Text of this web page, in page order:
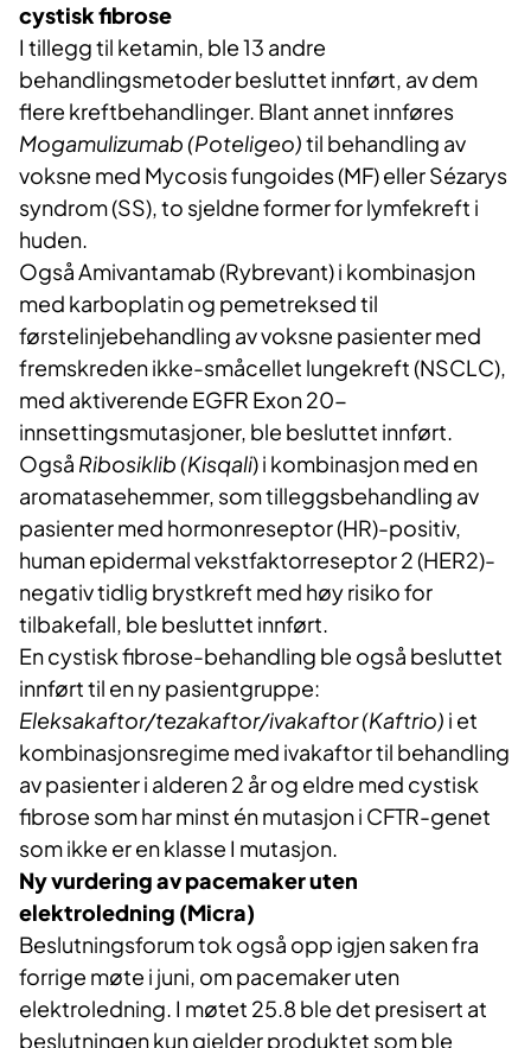
cystisk fibrose
I tillegg til ketamin, ble 13 andre
behandlingsmetoder besluttet innført, av dem
flere kreftbehandlinger. Blant annet innføres
Mogamulizumab (Poteligeo)til behandling av
voksne med Mycosis fungoides (MF) eller Sézarys
syndrom (SS), to sjeldne former for lymfekreft i
huden.
Også Amivantamab (Rybrevant) i kombinasjon
med karboplatin og pemetreksed til
førstelinjebehandling av voksne pasienter med
fremskreden ikke-småcellet lungekreft (NSCLC),
med aktiverende EGFR Exon 20-
innsettingsmutasjoner, ble besluttet innført.
Også Ribosiklib (Kisqali) i kombinasjon med en
aromatasehemmer, som tilleggsbehandling av
pasienter med hormonreseptor (HR)-positiv,
human epidermal vekstfaktorreseptor 2 (HER2)-
negativ tidlig brystkreft med høy risiko for
tilbakefall, ble besluttet innført.
En cystisk fibrose-behandling ble også besluttet
innført til en ny pasientgruppe:
Eleksakaftor/tezakaftor/ivakaftor (Kaftrio) i et
kombinasjonsregime med ivakaftor til behandling
av pasienter i alderen 2 år og eldre med cystisk
fibrose som har minst én mutasjon i CFTR-genet
som ikke er en klasse I mutasjon.
Ny vurdering av pacemaker uten
elektroledning (Micra)
Beslutningsforum tok også opp igjen saken fra
forrige møte i juni, om pacemaker uten
elektroledning. I møtet 25.8 ble det presisert at
beslutningen kun gjelder produktet som ble